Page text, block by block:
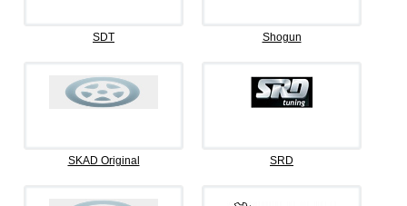
SDT Shogun
SKAD Original SRD